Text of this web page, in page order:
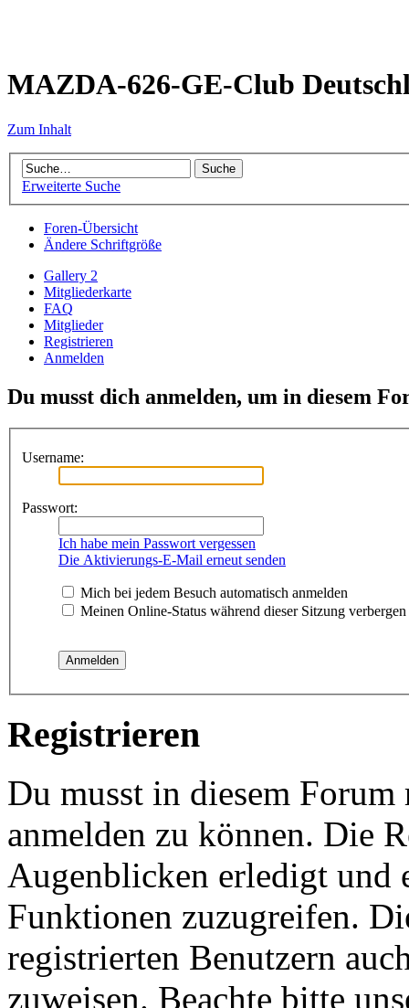
MAZDA-626-GE-Club
Zum Inhalt
Erweiterte Suche
Foren-Übersicht
Ändere Schriftgröße
Gallery 2
Mitgliederkarte
FAQ
Mitglieder
Registrieren
Anmelden
Du musst dich anmelden, um in diesem
Username:
Passwort:
Ich habe mein Passwort vergessen
Die Aktivierungs-E-Mail erneut senden
Mich bei jedem Besuch automatisch anmelden
Meinen Online-Status während dieser Sitzung verbergen
Registrieren
Du musst in diesem
anmelden zu können. Die
Augenblicken erledigt und
Funktionen zuzugreifen.
registrierten Benutzern
zuweisen. Beachte bitte